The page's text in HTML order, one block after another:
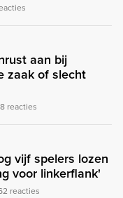
aan bij
zaak of slecht
reacties
vijf spelers lozen
voor linkerflank'
reacties